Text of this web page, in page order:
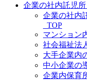
企業の社内託児
企業の社内
_TOP
マンション
社会福祉法
大手企業内
中小企業の
企業内保育